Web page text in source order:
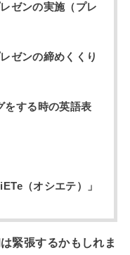
ゼンの実施（プレ
ゼンの締めくくり
をする時の英語表
（オシエテ）」
緊張するかもしれま